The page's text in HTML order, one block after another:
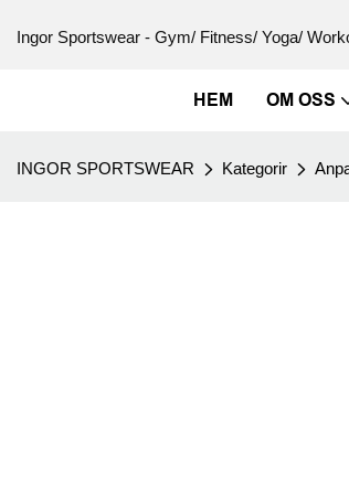
Ingor Sportswear - Gym/ Fitness/ Yoga/
HEM OM OSS
INGOR SPORTSWEAR Kategorir